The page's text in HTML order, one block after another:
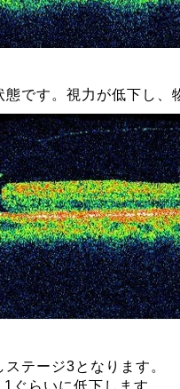
です。視力が低下し、
テージ3となります。
ぐらいに低下します。